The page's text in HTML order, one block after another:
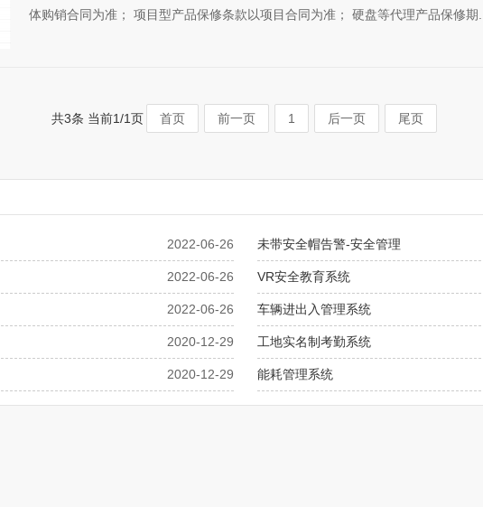
体购销合同为准； 项目型产品保修条款以项目合同为准； 硬盘等代理产品保修期...
共3条 当前1/1页 首页 前一页 1 后一页 尾页
2022-06-26 未带安全帽告警-安全管理
2022-06-26 VR安全教育系统
2022-06-26 车辆进出入管理系统
2020-12-29 工地实名制考勤系统
2020-12-29 能耗管理系统